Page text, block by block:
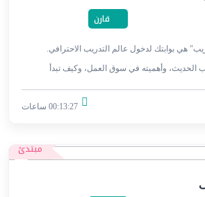
قارن
هي بوابتك لدخول عالم التدريب الاحترافي.
الحديث، وأهميته في سوق العمل، وكيف تبدأ
00:13:27 ساعات
مبتدئ